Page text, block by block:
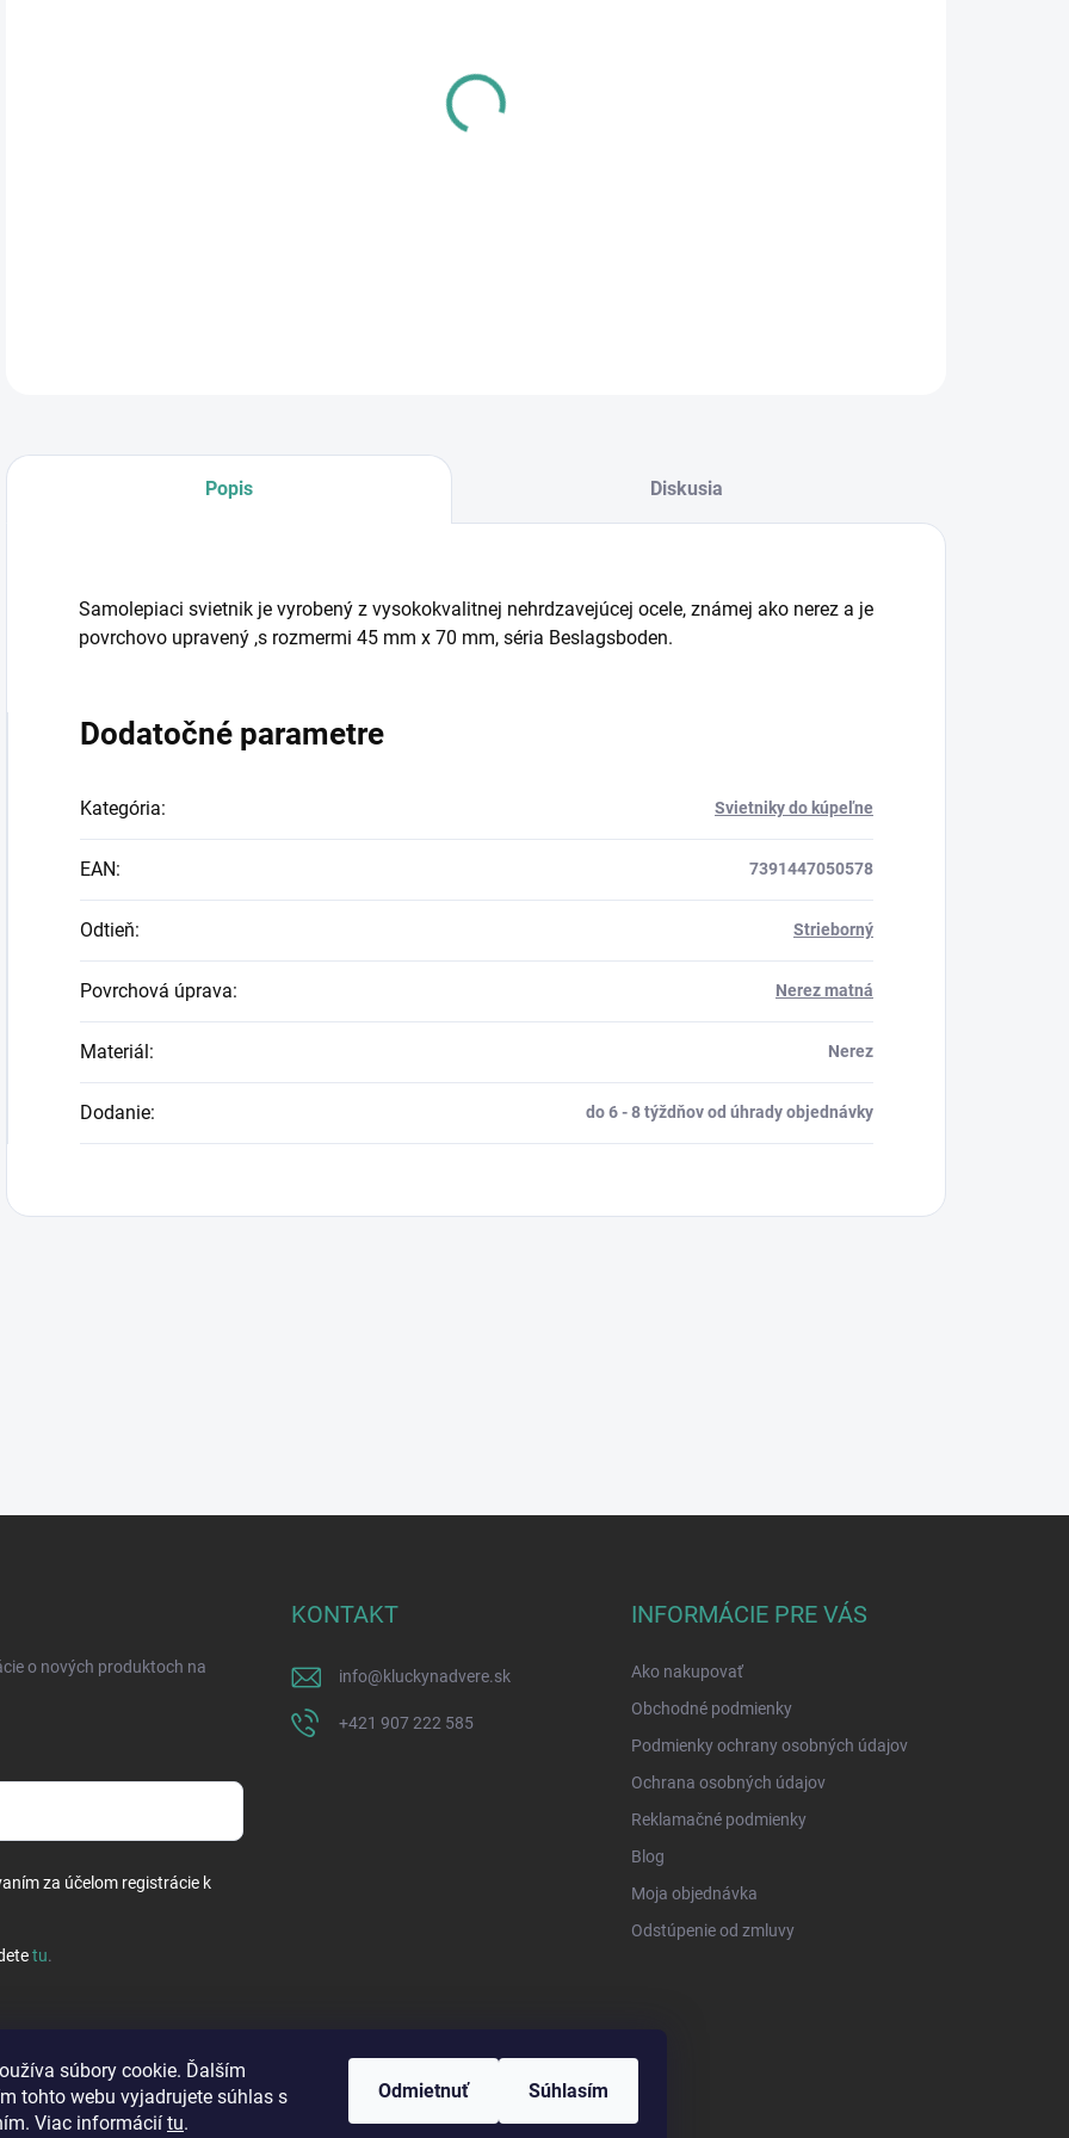
súbory cookie. Ďalším
tohto webu vyjadrujete súhlas s
Viac informácií tu.
Odmietnuť Súhlasím
Popis Diskusia
Samolepiaci svietnik je vyrobený z vysokokvalitnej nehrdzavejúcej ocele, známej ako nerez a je
povrchovo upravený ,s rozmermi 45 mm x 70 mm, séria Beslagsboden.
Dodatočné parametre
Kategória: Svietniky do kúpeľne
EAN: 7391447050578
Odtieň: Strieborný
Povrchová úprava: Nerez matná
Materiál: Nerez
Dodanie: do 6 - 8 týždňov od úhrady objednávky
o nových produktoch na
za účelom registrácie k
tu.
KONTAKT
info@kluckynadvere.sk
+421 907 222 585
INFORMÁCIE PRE VÁS
Ako nakupovať
Obchodné podmienky
Podmienky ochrany osobných údajov
Ochrana osobných údajov
Reklamačné podmienky
Blog
Moja objednávka
Odstúpenie od zmluvy